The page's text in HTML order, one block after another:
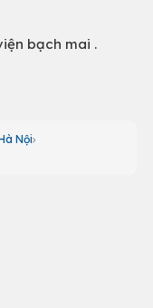
bạch mai .
Nội